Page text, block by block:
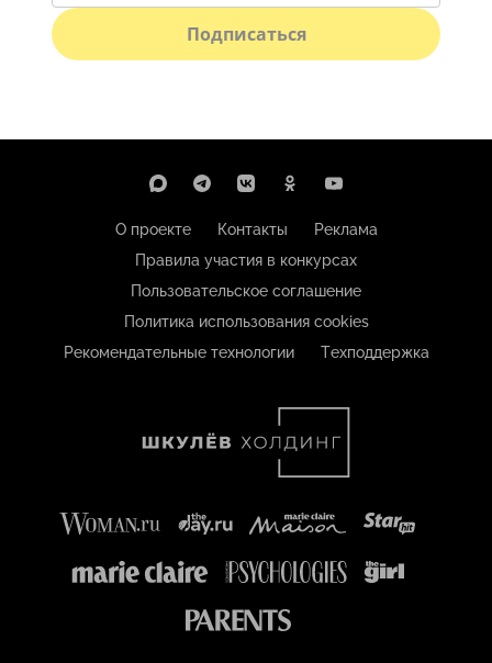
Подписаться
О проекте Контакты
Реклама
Правила участия в конкурсах
Пользовательское соглашение
Политика использования cookies
Рекомендательные технологии
Техподдержка